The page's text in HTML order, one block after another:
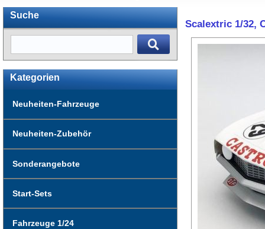
Suche
Kategorien
Neuheiten-Fahrzeuge
Neuheiten-Zubehör
Sonderangebote
Start-Sets
Fahrzeuge 1/24
Scalextric 1/32,